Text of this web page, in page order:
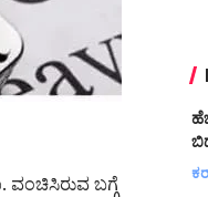
ವಂಚಿಸಿರುವ ಬಗ್ಗೆ